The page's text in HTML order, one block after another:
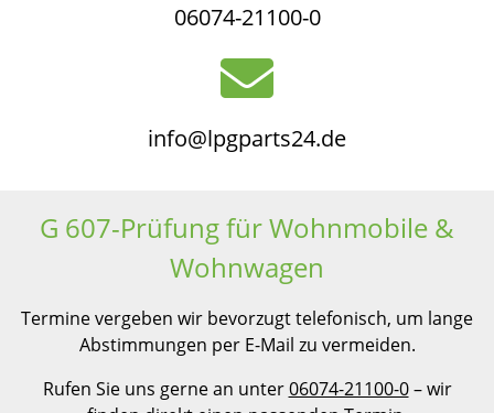
06074-21100-0
info@lpgparts24.de
G 607-Prüfung für Wohnmobile &
Wohnwagen
Termine vergeben wir bevorzugt telefonisch, um lange
Abstimmungen per E-Mail zu vermeiden.
Rufen Sie uns gerne an unter06074-21100-0– wir